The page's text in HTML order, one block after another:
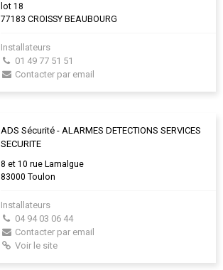
lot 18
77183 CROISSY BEAUBOURG
Installateurs
01 49 77 51 51
Contacter par email
ADS Sécurité - ALARMES DETECTIONS SERVICES
SECURITE
8 et 10 rue Lamalgue
83000 Toulon
Installateurs
04 94 03 06 44
Contacter par email
Voir le site